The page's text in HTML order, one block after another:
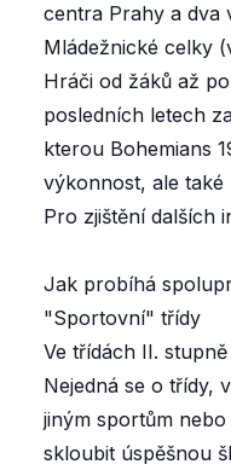
centra Prahy a dva
Mládežnické celky
Hráči od žáků až
posledních letech
kterou Bohemians
výkonnost, ale také
Pro zjištění dalších
Jak probíhá
"Sportovní" třídy
Ve třídách II.
Nejedná se o třídy,
jiným sportům
skloubit úspěšnou